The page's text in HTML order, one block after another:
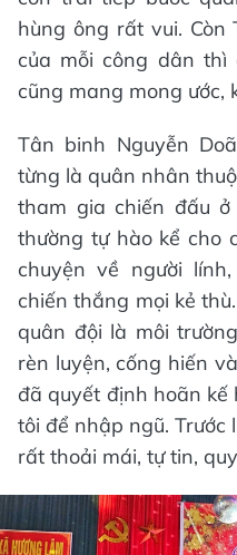
hùng ông rất vui. Còn
của mỗi công dân
cũng mang mong ước,
Tân binh Nguyễn
từng là quân nhân
tham gia chiến đấu
thường tự hào kể cho
chuyện về người
chiến thắng mọi kẻ
quân đội là môi
rèn luyện, cống hiến
đã quyết định hoãn kế
tôi để nhập ngũ. Trước
rất thoải mái, tự tin,